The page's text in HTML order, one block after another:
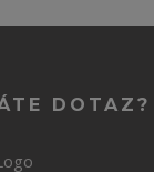
DOTAZ?